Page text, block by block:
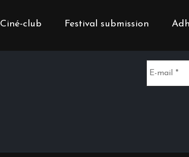
Ciné-club Festival submission